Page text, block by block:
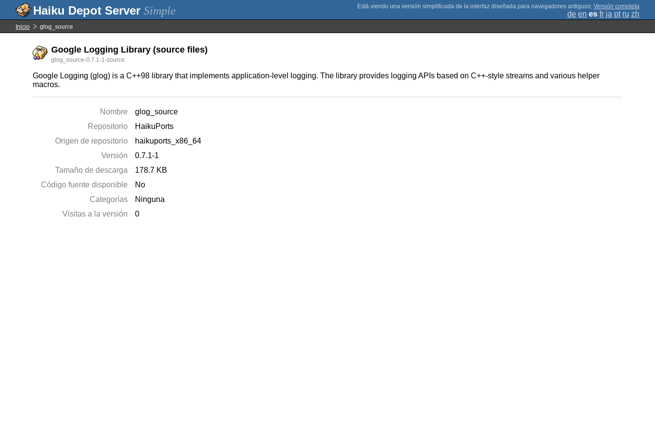
Simple ; Versión completa
de en es fr ja pt ru zh
Inicio glog_source
Google Logging Library (source files)
glog_source-0.7.1-1-source
Google Logging (glog) is a C++98 library that implements application-level logging. The library provides logging APIs based on C++-style streams and various helper
macros.
Nombre
glog_source
Repositorio
HaikuPorts
Origen de repositorio
haikuports_x86_64
Versión
0.7.1-1
Tamaño de descarga
178.7 KB
Código fuente disponible
No
Categorías
Ninguna
Visitas a la versión
0